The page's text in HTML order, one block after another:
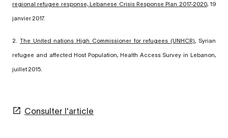
regional refugee response, Lebanese Crisis Response Plan 2017-2020, 19
janvier 2017.
2. The United nations High Commissioner for refugees (UNHCR), Syrian
refugee and affected Host Population, Health Access Survey in Lebanon,
juillet 2015.
Consulter l'article